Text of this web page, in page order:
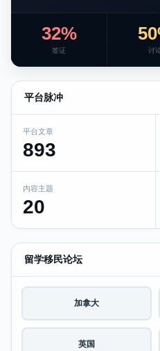
32%
签证 讨
平台脉冲
平台文章
893
内容主题
20
留学移民论坛
加拿大
英国